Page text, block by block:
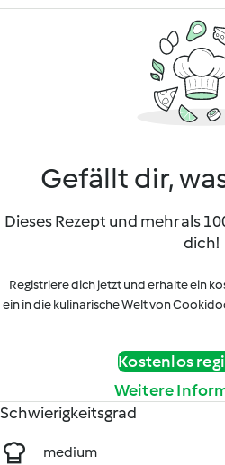
Gefällt dir,
Dieses Rezept und mehr als
dich!
Registriere dich jetzt und erhalte ein
ein in die kulinarische Welt von
Kostenlos
Weitere
Schwierigkeitsgrad
medium